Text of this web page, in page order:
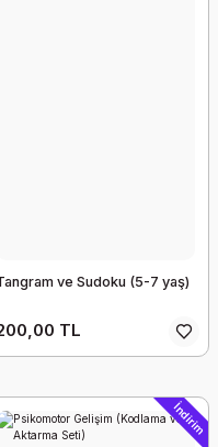
ve Sudoku (5-7 yaş)
TL
İndirim